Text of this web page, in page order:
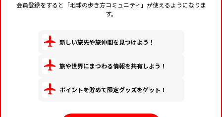
会員登録をすると「地球の歩き方コミュニティ」が使えるようになりま
す。
新しい旅先や旅仲間を見つけよう！
旅や世界にまつわる情報を共有しよう！
ポイントを貯めて限定グッズをゲット！